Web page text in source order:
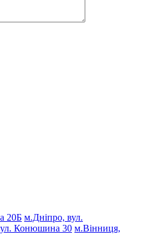
20Б м.Дніпро, вул.
Конюшина 30 м.Вінниця,